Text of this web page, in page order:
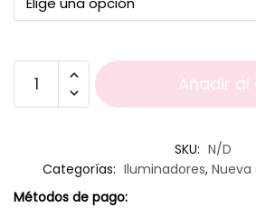
Añadir
SKU: N/D
Categorías: Iluminadores,
Métodos de pago: